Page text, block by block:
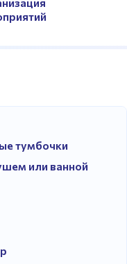
тумбочки
или ванной